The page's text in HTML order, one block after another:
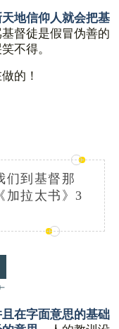
地信仰人就会把基
督徒是假冒伪善的
不得。
的！
们到基督那
拉太书》3
在字面意思的基础